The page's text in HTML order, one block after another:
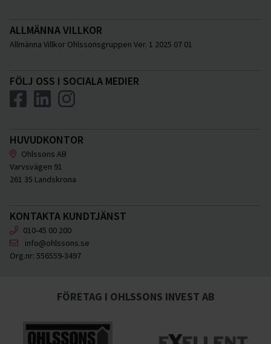
ALLMÄNNA VILLKOR
Allmänna Villkor Ohlssonsgruppen Ver. 1 2025 07 01
FÖLJ OSS I SOCIALA MEDIER
HUVUDKONTOR
Ohlssons AB
Varvsvägen 91
261 35 Landskrona
KONTAKTA KUNDTJÄNST
010-45 00 200
info@ohlssons.se
Org.nr: 556559-3497
FÖRETAG I OHLSSONS INVEST AB